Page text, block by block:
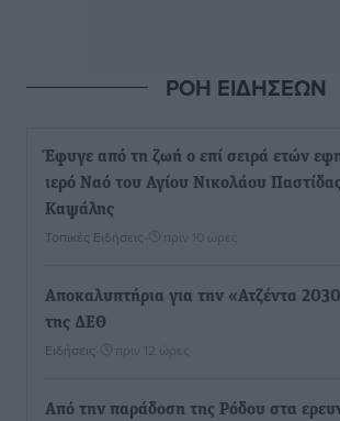
ΡΟΗ ΕΙΔΗΣΕΩΝ
Έφυγε από τη ζωή ο επί σειρά ετών
ιερό Ναό του Αγίου Νικολάου
Καψάλης
Τοπικές Ειδήσεις πριν 10 ώρες
Αποκαλυπτήρια για την «Ατζέντα
της ΔΕΘ
Ειδήσεις πριν 12 ώρες
Από την παράδοση της Ρόδου στα